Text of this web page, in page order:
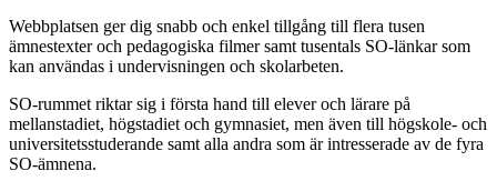
Webbplatsen ger dig snabb och enkel tillgång till flera tusen
ämnestexter och pedagogiska filmer samt tusentals SO-länkar som
kan användas i undervisningen och skolarbeten.
SO-rummet riktar sig i första hand till elever och lärare på
mellanstadiet, högstadiet och gymnasiet, men även till högskole- och
universitetsstuderande samt alla andra som är intresserade av de fyra
SO-ämnena.